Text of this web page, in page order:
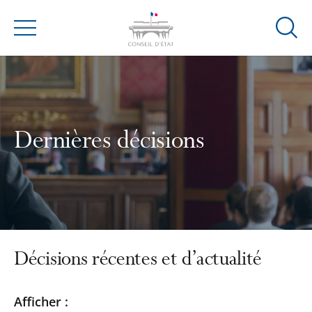
Menu
Ouvrir
Dernières décisions
Décisions récentes et d’actualité
Passer
Passer
Afficher :